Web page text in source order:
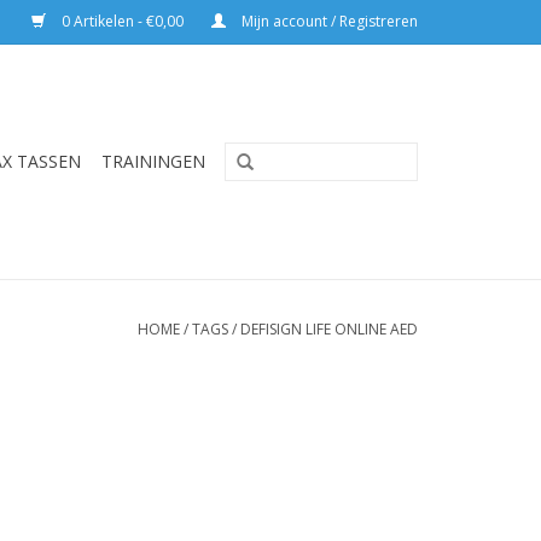
0 Artikelen - €0,00 Mijn account / Registreren
TASSEN TRAININGEN
HOME/TAGS/ DEFISIGN LIFE ONLINE AED